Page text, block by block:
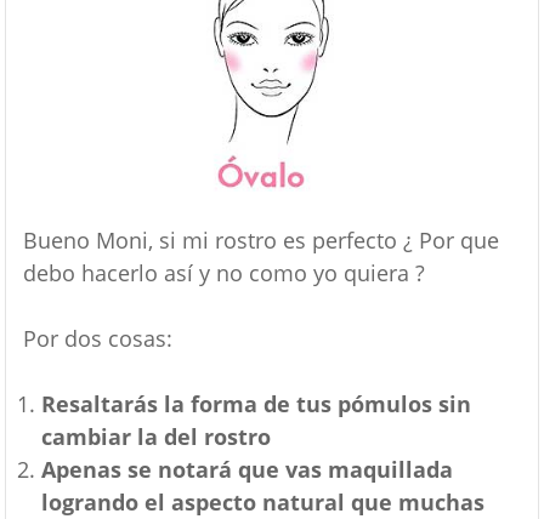
Bueno Moni, si mi rostro es perfecto ¿ Por que
debo hacerlo así y no como yo quiera ?
Por dos cosas:
Resaltarás la forma de tus pómulos sin
cambiar la del rostro
Apenas se notará que vas maquillada
logrando el aspecto natural que muchas